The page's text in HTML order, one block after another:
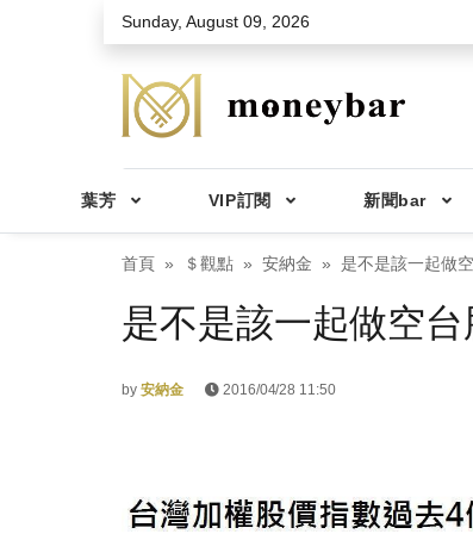
Skip to main contentSunday, August 09, 2026
葉芳 VIP訂閱 新聞bar
首頁 ＄觀點 安納金 是不是該一起做
是不是該一起做空
by 安納金 2016/04/28 11:50